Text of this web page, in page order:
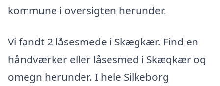
kommune i oversigten herunder.
Vi fandt 2 låsesmede i Skægkær. Find en
håndværker eller låsesmed i Skægkær og
omegn herunder. I hele Silkeborg